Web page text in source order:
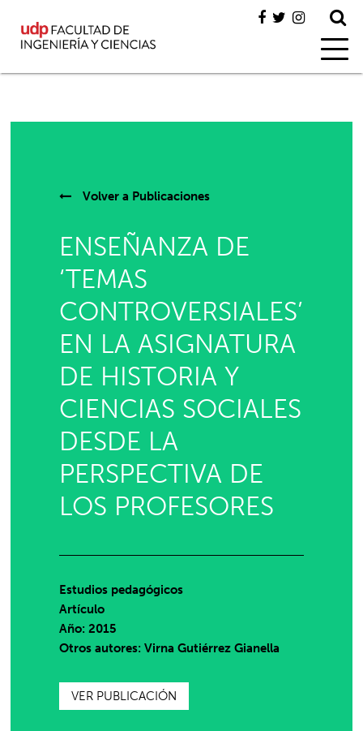
Volver a Publicaciones
ENSEÑANZA DE
‘TEMAS
CONTROVERSIALES’
EN LA ASIGNATURA
DE HISTORIA Y
CIENCIAS SOCIALES
DESDE LA
PERSPECTIVA DE
LOS PROFESORES
Estudios pedagógicos
Artículo
Año: 2015
Otros autores: Virna Gutiérrez Gianella
VER PUBLICACIÓN